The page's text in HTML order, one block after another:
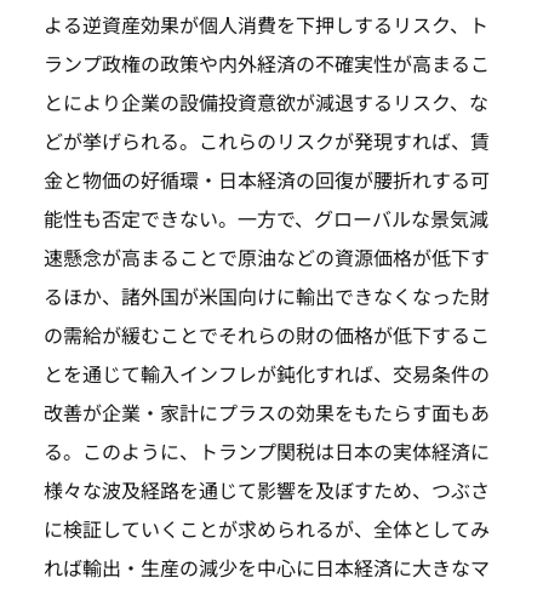
よる逆資産効果が個人消費を下押しするリスク、ト
ランプ政権の政策や内外経済の不確実性が高まるこ
とにより企業の設備投資意欲が減退するリスク、な
どが挙げられる。これらのリスクが発現すれば、賃
金と物価の好循環・日本経済の回復が腰折れする可
能性も否定できない。一方で、グローバルな景気減
速懸念が高まることで原油などの資源価格が低下す
るほか、諸外国が米国向けに輸出できなくなった財
の需給が緩むことでそれらの財の価格が低下するこ
とを通じて輸入インフレが鈍化すれば、交易条件の
改善が企業・家計にプラスの効果をもたらす面もあ
る。このように、トランプ関税は日本の実体経済に
様々な波及経路を通じて影響を及ぼすため、つぶさ
に検証していくことが求められるが、全体としてみ
れば輸出・生産の減少を中心に日本経済に大きなマ